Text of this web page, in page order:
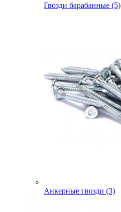
Гвозди барабанные (5)
Анкерные гвозди (3)